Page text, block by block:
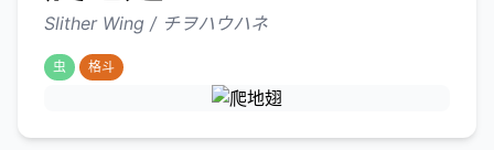
Slither Wing / チヲハウハネ
虫 格斗